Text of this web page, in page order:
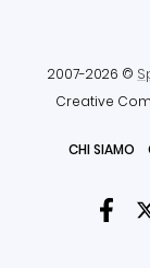
2007-2026 ©
Creative
CHI SIAMO